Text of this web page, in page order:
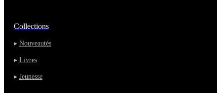
Collections
▸ Nouveautés
▸ Livres
▸ Jeunesse